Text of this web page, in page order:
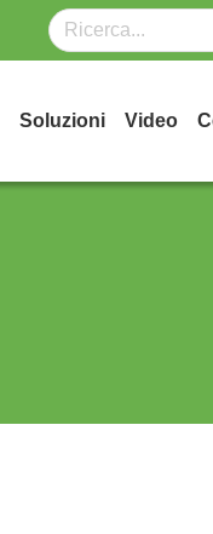
Soluzioni Video